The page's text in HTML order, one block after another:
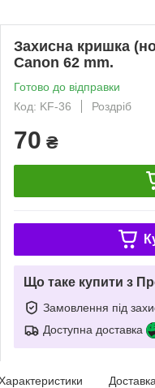
Захисна кришка
Canon 62 mm.
Готово до відправки
Код: KF-36
Роздріб
70 ₴
Що таке купити з
Замовлення під
Доступна доставка
Доставка